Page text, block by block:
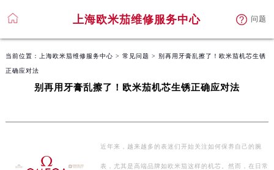
上海欧米茄维修服务中心 问题
当前位置： 上海欧米茄维修服务中心 > 常见问题 > 别再用牙膏乱擦了！欧米茄机芯生锈
正确应对法
别再用牙膏乱擦了！欧米茄机芯生锈正确应对法
近年来，越来越多的表迷们开始关注如何保养自己的腕
表，尤其是高端品牌如欧米茄这样的机芯。然而，在日常